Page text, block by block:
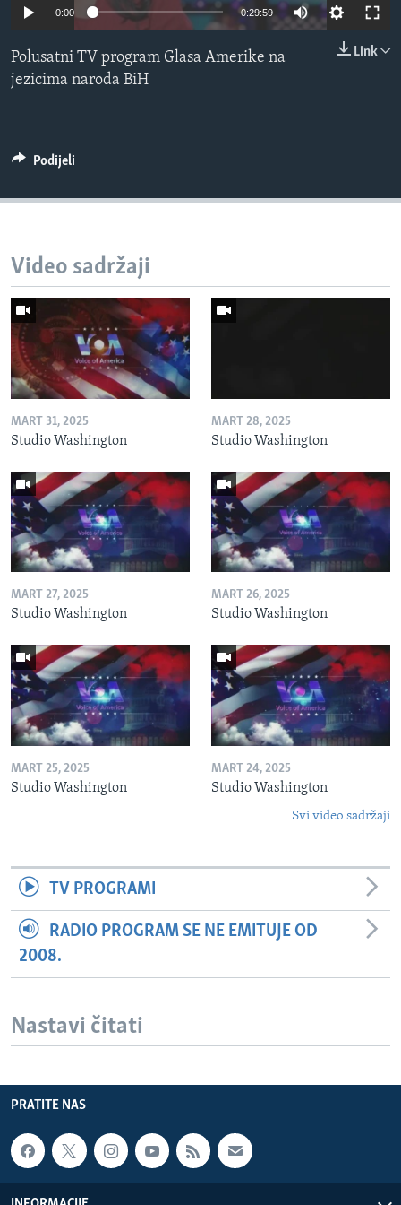
MAGAZIN
O GLASU AMERIKE
0:00 0:29:59
Link
Polusatni TV program Glasa Amerike na
jezicima naroda BiH
Podijeli
Video sadržaji
MART 31, 2025
Studio Washington
MART 28, 2025
Studio Washington
MART 27, 2025
Studio Washington
MART 26, 2025
Studio Washington
MART 25, 2025
Studio Washington
MART 24, 2025
Studio Washington
Svi video sadržaji
TV PROGRAMI
RADIO PROGRAM SE NE EMITUJE OD
2008.
Nastavi čitati
PRATITE NAS